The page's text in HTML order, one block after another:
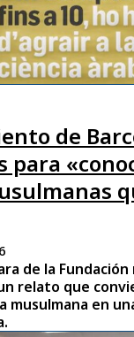
de
para
de la
relato que
musulmana en